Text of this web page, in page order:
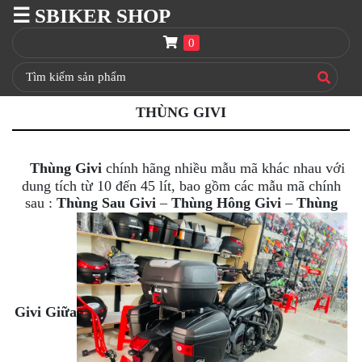
☰ SBIKER SHOP
0
SBIKER
TRANG
CHỦ
GIVI
BAGA
GIVI
HRX
FULLFACE
NÂNG
THÙNG GIVI
Thùng Givichính hãng nhiều mẫu mã khác nhau với
dung tích từ 10 đến 45 lít, bao gồm các mẫu mã chính
sau : Thùng Sau Givi– Thùng Hông Givi– Thùng
Givi Giữa